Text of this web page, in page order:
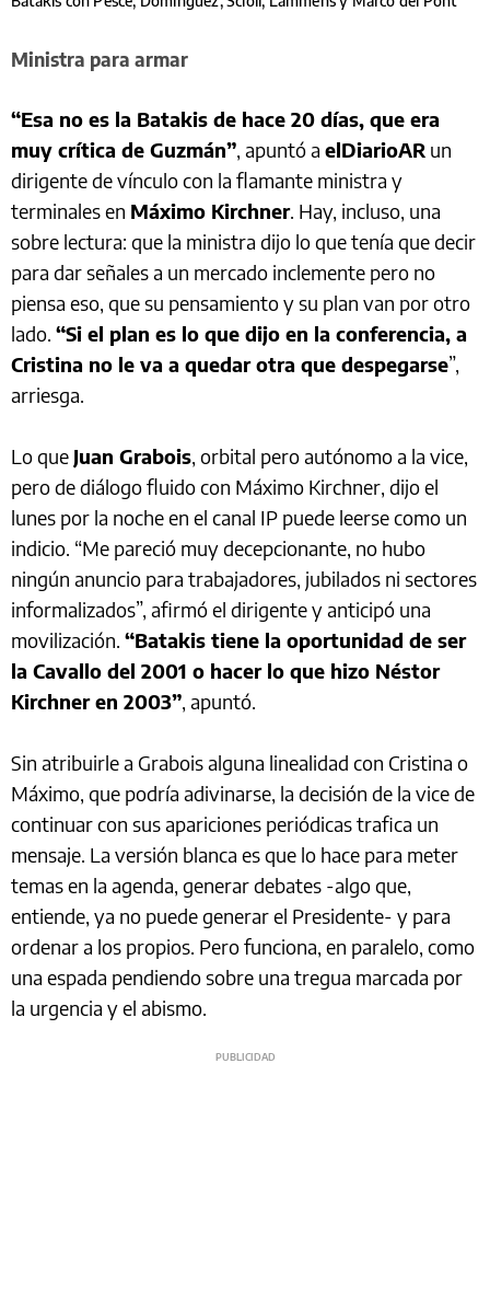
Ministra para armar
“Esa no es la Batakis de hace 20 días, que era
muy crítica de Guzmán”, apuntó a elDiarioAR un
dirigente de vínculo con la flamante ministra y
terminales en Máximo Kirchner. Hay, incluso, una
sobre lectura: que la ministra dijo lo que tenía que decir
para dar señales a un mercado inclemente pero no
piensa eso, que su pensamiento y su plan van por otro
lado. “Si el plan es lo que dijo en la conferencia, a
Cristina no le va a quedar otra que despegarse”,
arriesga.
Lo que Juan Grabois, orbital pero autónomo a la vice,
pero de diálogo fluido con Máximo Kirchner, dijo el
lunes por la noche en el canal IP puede leerse como un
indicio. “Me pareció muy decepcionante, no hubo
ningún anuncio para trabajadores, jubilados ni sectores
informalizados”, afirmó el dirigente y anticipó una
movilización. “Batakis tiene la oportunidad de ser
la Cavallo del 2001 o hacer lo que hizo Néstor
Kirchner en 2003”, apuntó.
Sin atribuirle a Grabois alguna linealidad con Cristina o
Máximo, que podría adivinarse, la decisión de la vice de
continuar con sus apariciones periódicas trafica un
mensaje. La versión blanca es que lo hace para meter
temas en la agenda, generar debates -algo que,
entiende, ya no puede generar el Presidente- y para
ordenar a los propios. Pero funciona, en paralelo, como
una espada pendiendo sobre una tregua marcada por
la urgencia y el abismo.